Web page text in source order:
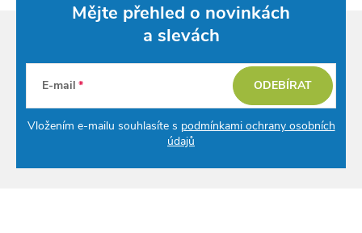
Mějte přehled o novinkách
a slevách
E-mail
Vložením e-mailu souhlasíte s podmínkami ochrany osobních
údajů
ODEBÍRAT